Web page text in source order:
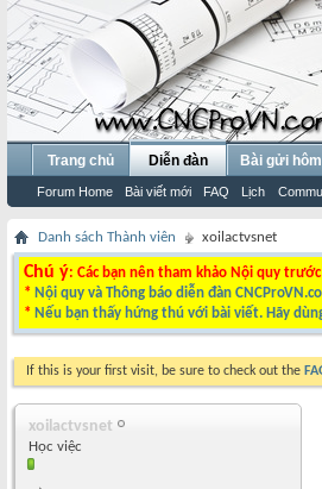
Trang chủ Diễn đàn
Forum Home Bài viết mới FAQ Lịch
Bài gửi
Danh sách Thành viên xoilactvsnet
Chú ý: Các bạn nên tham khảo Nội quy
* Nội quy và Thông báo diễn đàn
* Nếu bạn thấy hứng thú với bài viết. Hãy
If this is your first visit, be sure to check out the
xoilactvsnet
Học việc